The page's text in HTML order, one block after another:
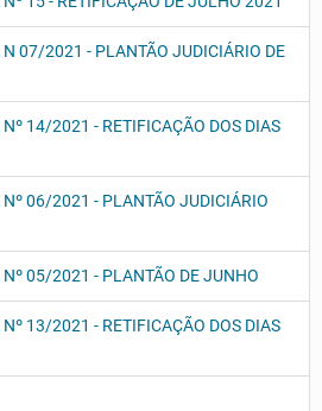
07/2021 - PLANTÃO JUDICIÁRIO DE
14/2021 - RETIFICAÇÃO DOS DIAS
06/2021 - PLANTÃO JUDICIÁRIO
05/2021 - PLANTÃO DE JUNHO
13/2021 - RETIFICAÇÃO DOS DIAS